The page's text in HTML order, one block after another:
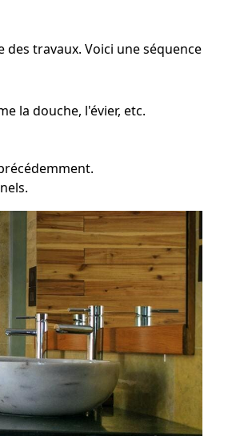
travaux. Voici une séquence
la douche, l'évier, etc.